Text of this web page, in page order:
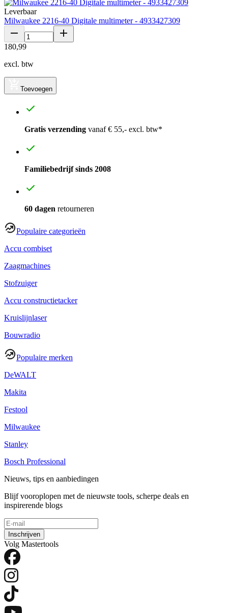
Leverbaar
Milwaukee 2216-40 Digitale multimeter - 4933427309
180,99
excl. btw
Toevoegen
Gratis verzending vanaf € 55,- excl. btw*
Familiebedrijf sinds 2008
60 dagen retourneren
Populaire categorieën
Accu combiset
Zaagmachines
Stofzuiger
Accu constructietacker
Kruislijnlaser
Bouwradio
Populaire merken
DeWALT
Makita
Festool
Milwaukee
Stanley
Bosch Professional
Nieuws, tips en aanbiedingen
Blijf vooroplopen met de nieuwste tools, scherpe deals en
inspirerende blogs
Inschrijven
Volg Mastertools